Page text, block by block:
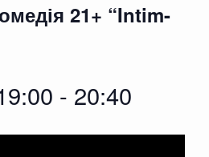
21+ “Intim-
- 20:40